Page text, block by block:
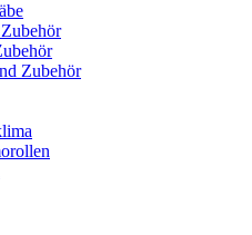
Zubehör